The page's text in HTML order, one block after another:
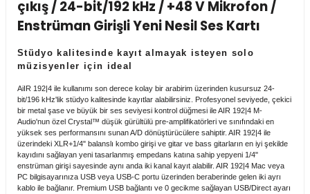
Stokta Yok
Pioneer DJ HDJ-X7 Profesyonel Dj Kulaklığı
0,00 TL
çıkış / 24-bit/192 kHz / +48 V Mikrofon /
Enstrüman Girişli Yeni Nesil Ses Kartı
Stüdyo kalitesinde kayıt almayak isteyen solo
müzisyenler için ideal
AiIR 192|4 ile kullanımı son derece kolay bir arabirim üzerinden kusursuz 24-
bit/196 kHz'lik stüdyo kalitesinde kayıtlar alabilirsiniz. Profesyonel seviyede, çekici
bir metal şase ve büyük bir ses seviyesi kontrol düğmesi ile AIR 192|4 M-
Audio'nun özel Crystal™ düşük gürültülü pre-amplifikatörleri ve sınıfındaki en
yüksek ses performansını sunan A/D dönüştürücülere sahiptir. AIR 192|4 ile
üzerindeki XLR+1/4" balanslı kombo girişi ve gitar ve bass gitarların en iyi şekilde
kayıdını sağlayan yeni tasarlanmış empedans katına sahip yepyeni 1/4"
enstrüman girişi sayesinde aynı anda iki kanal kayıt alabilir. AIR 192|4 Mac veya
PC bilgisayarınıza USB veya USB-C portu üzerinden beraberinde gelen iki ayrı
kablo ile bağlanır. Premium USB bağlantı ve 0 gecikme sağlayan USB/Direct ayarı